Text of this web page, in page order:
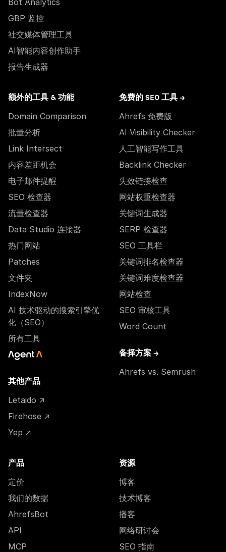
Bot Analytics
GBP 监控
社交媒体管理工具
AI智能内容创作助手
报告生成器
额外的工具 & 功能
Domain Comparison
批量分析
Link Intersect
内容差距机会
电子邮件提醒
SEO 检查器
流量检查器
Data Studio 连接器
热门网站
Patches
文件夹
IndexNow
AI 技术驱动的搜索引擎优
化（SEO）
所有工具
其他产品
Letaido ↗
Firehose ↗
Yep ↗
免费的 SEO 工具 →
Ahrefs 免费版
AI Visibility Checker
人工智能写作工具
Backlink Checker
失效链接检查
网站权重检查器
关键词生成器
SERP 检查器
SEO 工具栏
关键词排名检查器
关键词难度检查器
网站检查
SEO 审核工具
Word Count
备择方案 →
Ahrefs vs. Semrush
产品
定价
我们的数据
AhrefsBot
API
MCP
资源
博客
技术博客
播客
网络研讨会
SEO 指南